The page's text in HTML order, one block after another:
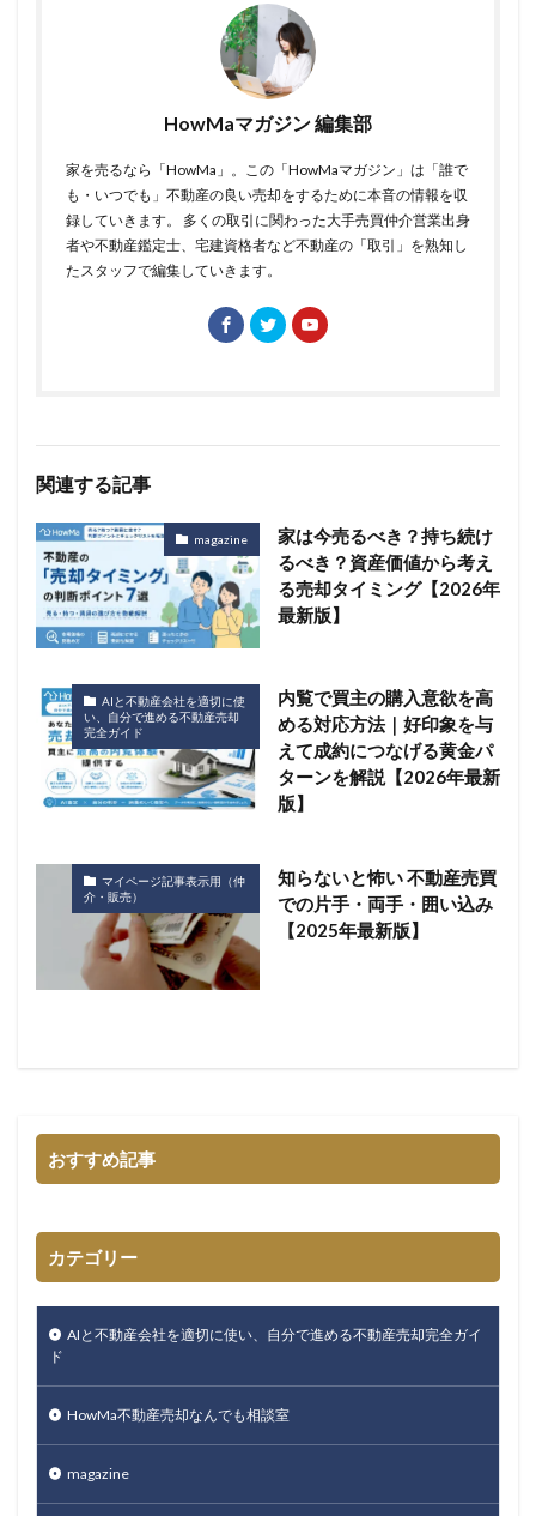
HowMaマガジン 編集部
家を売るなら「HowMa」。この「HowMaマガジン」は「誰で
も・いつでも」不動産の良い売却をするために本音の情報を収
録していきます。 多くの取引に関わった大手売買仲介営業出身
者や不動産鑑定士、宅建資格者など不動産の「取引」を熟知し
たスタッフで編集していきます。
関連する記事
magazine
家は今売るべき？持ち続け
るべき？資産価値から考え
る売却タイミング【2026年
最新版】
AIと不動産会社を適切に使
い、自分で進める不動産売却
完全ガイド
内覧で買主の購入意欲を高
める対応方法｜好印象を与
えて成約につなげる黄金パ
ターンを解説【2026年最新
版】
マイページ記事表示用（仲
介・販売）
知らないと怖い 不動産売買
での片手・両手・囲い込み
【2025年最新版】
おすすめ記事
カテゴリー
AIと不動産会社を適切に使い、自分で進める不動産売却完全ガイ
ド
HowMa不動産売却なんでも相談室
magazine